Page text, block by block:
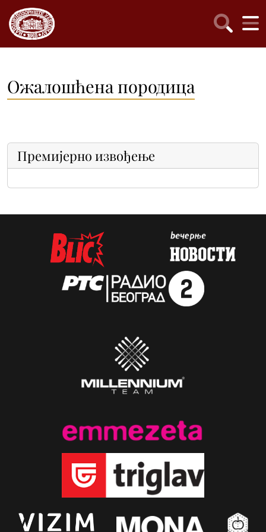
Oжалошћена породица
Премијерно извођење